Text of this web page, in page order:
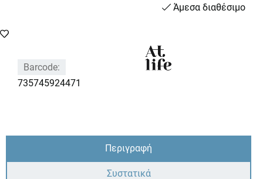
Άμεσα διαθέσιμο
Barcode:
735745924471
Περιγραφή
Συστατικά